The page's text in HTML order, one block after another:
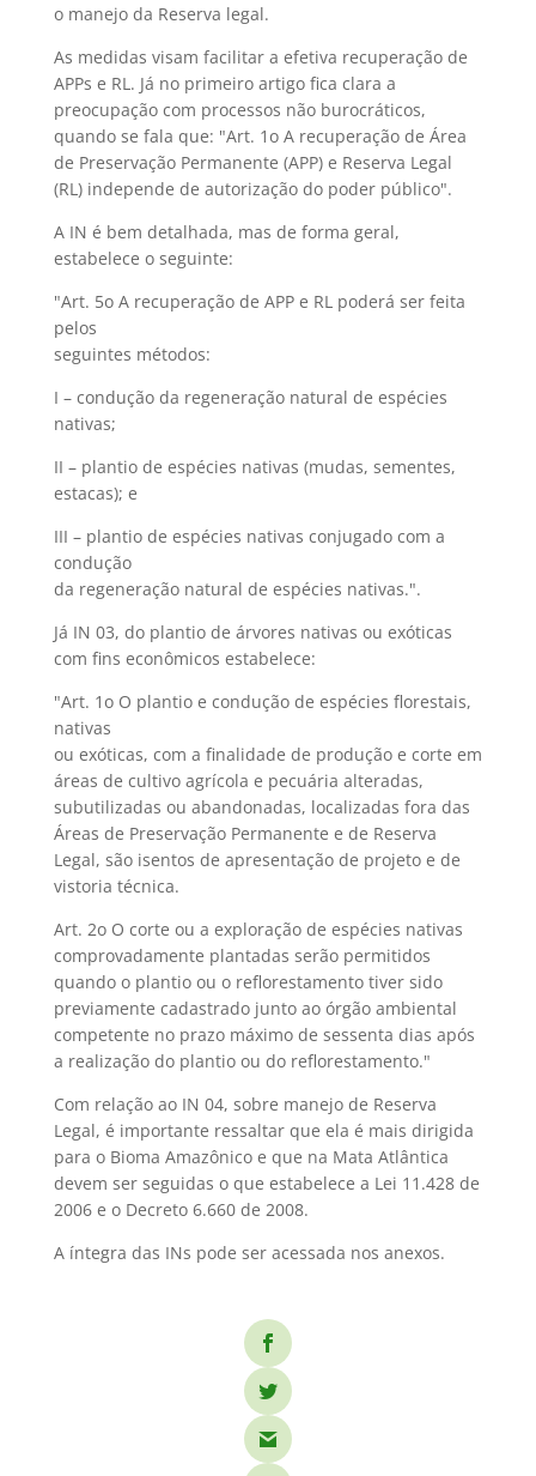
o manejo da Reserva legal.
As medidas visam facilitar a efetiva recuperação de
APPs e RL. Já no primeiro artigo fica clara a
preocupação com processos não burocráticos,
quando se fala que: "Art. 1o A recuperação de Área
de Preservação Permanente (APP) e Reserva Legal
(RL) independe de autorização do poder público".
A IN é bem detalhada, mas de forma geral,
estabelece o seguinte:
"Art. 5o A recuperação de APP e RL poderá ser feita
pelos
seguintes métodos:
I – condução da regeneração natural de espécies
nativas;
II – plantio de espécies nativas (mudas, sementes,
estacas); e
III – plantio de espécies nativas conjugado com a
condução
da regeneração natural de espécies nativas.".
Já IN 03, do plantio de árvores nativas ou exóticas
com fins econômicos estabelece:
"Art. 1o O plantio e condução de espécies florestais,
nativas
ou exóticas, com a finalidade de produção e corte em
áreas de cultivo agrícola e pecuária alteradas,
subutilizadas ou abandonadas, localizadas fora das
Áreas de Preservação Permanente e de Reserva
Legal, são isentos de apresentação de projeto e de
vistoria técnica.
Art. 2o O corte ou a exploração de espécies nativas
comprovadamente plantadas serão permitidos
quando o plantio ou o reflorestamento tiver sido
previamente cadastrado junto ao órgão ambiental
competente no prazo máximo de sessenta dias após
a realização do plantio ou do reflorestamento."
Com relação ao IN 04, sobre manejo de Reserva
Legal, é importante ressaltar que ela é mais dirigida
para o Bioma Amazônico e que na Mata Atlântica
devem ser seguidas o que estabelece a Lei 11.428 de
2006 e o Decreto 6.660 de 2008.
A íntegra das INs pode ser acessada nos anexos.